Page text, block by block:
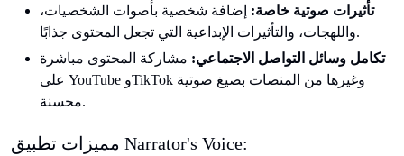
تأثيرات صوتية خاصة: إضافة شخصية بأصوات الشخصيات،
واللهجات، والتأثيرات الإبداعية التي تجعل المحتوى جذابًا.
تكامل وسائل التواصل الاجتماعي: مشاركة المحتوى مباشرة
على YouTube وTikTok وغيرها من المنصات بصيغ صوتية
محسنة.
مميزات تطبيق Narrator's Voice: